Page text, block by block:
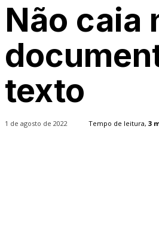
Não caia
texto
1 de agosto de 2022 Tempo de leitura, 3